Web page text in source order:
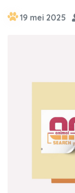
19 mei 2025